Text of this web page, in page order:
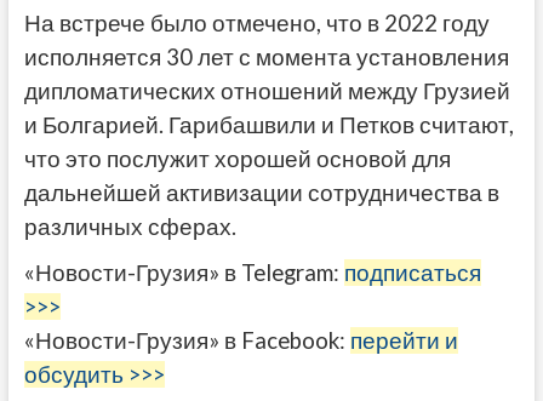
На встрече было отмечено, что в 2022 году
исполняется 30 лет с момента установления
дипломатических отношений между Грузией
и Болгарией. Гарибашвили и Петков считают,
что это послужит хорошей основой для
дальнейшей активизации сотрудничества в
различных сферах.
«Новости-Грузия» в Telegram: подписаться
>>>
«Новости-Грузия» в Facebook: перейти и
обсудить >>>